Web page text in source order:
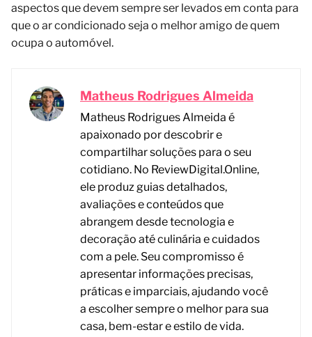
aspectos que devem sempre ser levados em conta para
que o ar condicionado seja o melhor amigo de quem
ocupa o automóvel.
Matheus Rodrigues Almeida
Matheus Rodrigues Almeida é
apaixonado por descobrir e
compartilhar soluções para o seu
cotidiano. No ReviewDigital.Online,
ele produz guias detalhados,
avaliações e conteúdos que
abrangem desde tecnologia e
decoração até culinária e cuidados
com a pele. Seu compromisso é
apresentar informações precisas,
práticas e imparciais, ajudando você
a escolher sempre o melhor para sua
casa, bem-estar e estilo de vida.